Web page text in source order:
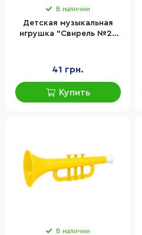
В наличии
Детская музыкальная
игрушка "Свирель №2"
41 грн.
Купить
В наличии